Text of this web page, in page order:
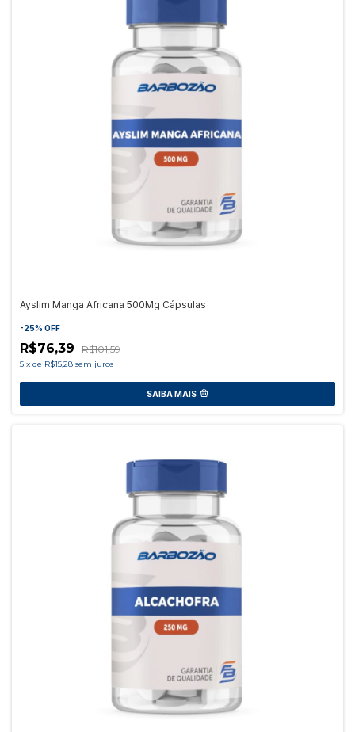
Ayslim Manga Africana 500Mg Cápsulas
-25% OFF
R$76,39 R$101,59
5 x de R$15,28 sem juros
SAIBA MAIS